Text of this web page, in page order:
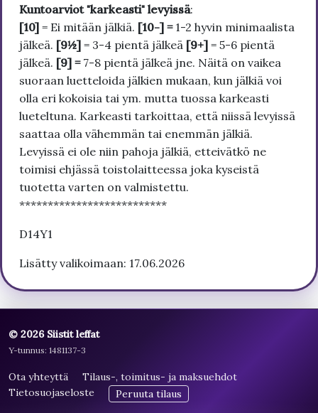
Kuntoarviot "karkeasti" levyissä:
[10] = Ei mitään jälkiä. [10-] = 1-2 hyvin minimaalista
jälkeä. [9½] = 3-4 pientä jälkeä [9+] = 5-6 pientä
jälkeä. [9] = 7-8 pientä jälkeä jne. Näitä on vaikea
suoraan luetteloida jälkien mukaan, kun jälkiä voi
olla eri kokoisia tai ym. mutta tuossa karkeasti
lueteltuna. Karkeasti tarkoittaa, että niissä levyissä
saattaa olla vähemmän tai enemmän jälkiä.
Levyissä ei ole niin pahoja jälkiä, etteivätkö ne
toimisi ehjässä toistolaitteessa joka kyseistä
tuotetta varten on valmistettu.
**************************
D14Y1
Lisätty valikoimaan: 17.06.2026
© 2026 Siistit leffat
Y-tunnus: 1481137-3
Ota yhteyttä
Tilaus-, toimitus- ja maksuehdot
Tietosuojaseloste
Peruuta tilaus